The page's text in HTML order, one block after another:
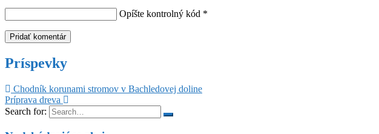
Opíšte kontrolný kód *
Príspevky
Chodník korunami stromov v Bachledovej doline
Príprava dreva
Search for: